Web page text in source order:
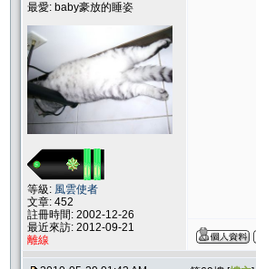
最愛: baby豪放的睡姿
等級: 風雲使者
文章: 452
註冊時間: 2002-12-26
最近來訪: 2012-09-21
離線